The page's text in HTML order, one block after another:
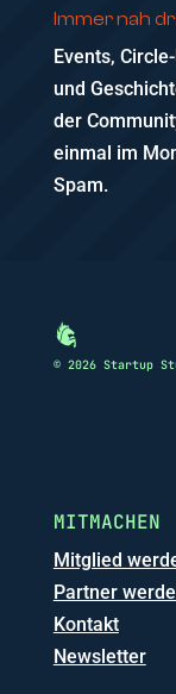
Immer nah
Events,
und
der
einmal im
Spam.
© 2026 Startup
MITMACHEN
Mitglied
Partner
Kontakt
Newsletter